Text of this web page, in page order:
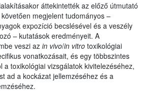
áttekintették az előző útmutató
megjelent tudományos –
expozíció becslésével és a veszély
– kutatások eredményeit. A
veszi az in vivo/in vitro toxikológiai
vonatkozásait, és egy többszintes
a toxikológiai vizsgálatok kivitelezéséhez,
ad a kockázat jellemzéséhez és a